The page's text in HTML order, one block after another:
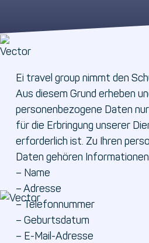
Ei travel group nimmt den
Aus diesem Grund erheben
personenbezogene Daten
für die Erbringung unserer
erforderlich ist. Zu Ihren
Daten gehören
– Name
– Adresse
– Telefonnummer
– Geburtsdatum
– E-Mail-Adresse